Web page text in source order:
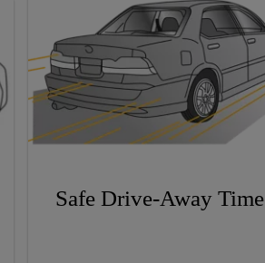
Safe Drive-Away Time